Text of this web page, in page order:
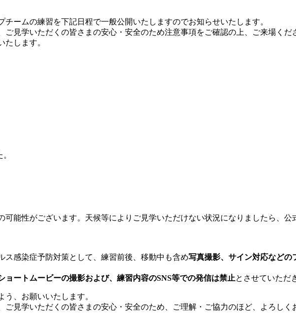
ームの練習を下記日程で一般公開いたしますのでお知らせいたします。
ご見学いただくの皆さまの安心・安全のため注意事項をご確認の上、ご来場くだ
たします。
能性がございます。天候等によりご見学いただけない状況になりましたら、公
ス感染症予防対策として、練習前後、移動中も含め写真撮影、サイン対応などの
ョートムービーの撮影および、練習内容のSNS等での発信は禁止とさせていただ
、お願いいたします。
ご見学いただくの皆さまの安心・安全のため、ご理解・ご協力のほど、よろしく